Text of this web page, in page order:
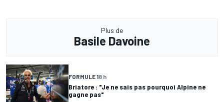
Plus de
Basile Davoine
FORMULE 18 h
Briatore : "Je ne sais pas pourquoi Alpine ne
gagne pas"